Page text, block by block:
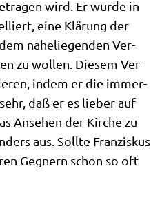
wird. Er wur­de in
eine Klä­rung der
nahe­lie­gen­den Ver­
zu wol­len. Die­sem Ver­
indem er die immer­
daß er es lie­ber auf
Anse­hen der Kir­che zu
aus. Soll­te Fran­zis­kus
Geg­nern schon so oft